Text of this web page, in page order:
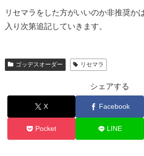
リセマラをした方がいいのか非推奨か
入り次第追記していきます。
ゴッデスオーダー リセマラ
シェアする
X Facebook
Pocket LINE